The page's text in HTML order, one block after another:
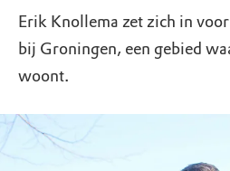
Erik Knollema zet zich in
bij Groningen, een gebied
woont.